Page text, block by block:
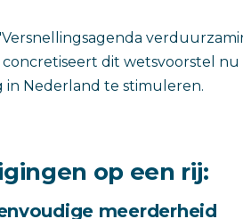
dit wetsvoorstel
in Nederland te stimuleren.
op een rij:
meerderheid